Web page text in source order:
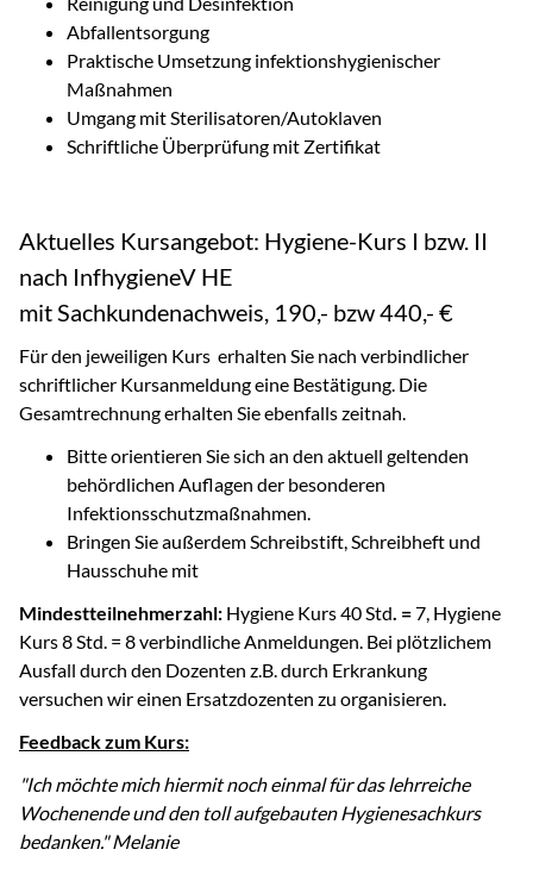
Abfallentsorgung
Praktische Umsetzung infektionshygienischer
Maßnahmen
Umgang mit Sterilisatoren/Autoklaven
Schriftliche Überprüfung mit Zertifikat
Aktuelles Kursangebot: Hygiene-Kurs I bzw. II
nach InfhygieneV HE
mit Sachkundenachweis, 190,- bzw 440,- €
Für den jeweiligen Kurs erhalten Sie nach verbindlicher
schriftlicher Kursanmeldung eine Bestätigung. Die
Gesamtrechnung erhalten Sie ebenfalls zeitnah.
Bitte orientieren Sie sich an den aktuell geltenden
behördlichen Auflagen der besonderen
Infektionsschutzmaßnahmen.
Bringen Sie außerdem Schreibstift, Schreibheft und
Hausschuhe mit
Mindestteilnehmerzahl: Hygiene Kurs 40 Std. =7, Hygiene
Kurs 8 Std. = 8 verbindliche Anmeldungen. Bei plötzlichem
Ausfall durch den Dozenten z.B. durch Erkrankung
versuchen wir einen Ersatzdozenten zu organisieren.
Feedback zum Kurs:
"Ich möchte mich hiermit noch einmal für das lehrreiche
Wochenende und den toll aufgebauten Hygienesachkurs
bedanken." Melanie